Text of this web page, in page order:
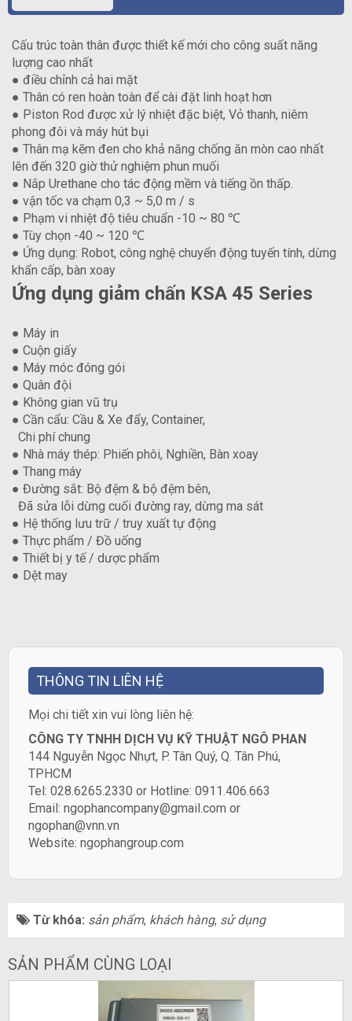
Cấu trúc toàn thân được thiết kế mới cho công suất năng
lượng cao nhất
● điều chỉnh cả hai mặt
● Thân có ren hoàn toàn để cài đặt linh hoạt hơn
● Piston Rod được xử lý nhiệt đặc biệt, Vỏ thanh, niêm
phong đôi và máy hút bụi
● Thân mạ kẽm đen cho khả năng chống ăn mòn cao nhất
lên đến 320 giờ thử nghiệm phun muối
● Nắp Urethane cho tác động mềm và tiếng ồn thấp.
● vận tốc va chạm 0,3 ~ 5,0 m / s
● Phạm vi nhiệt độ tiêu chuẩn -10 ~ 80 ℃
● Tùy chọn -40 ~ 120 ℃
● Ứng dụng: Robot, công nghệ chuyển động tuyến tính, dừng
khẩn cấp, bàn xoay
Ứng dụng giảm chấn KSA 45 Series
● Máy in
● Cuộn giấy
● Máy móc đóng gói
● Quân đội
● Không gian vũ trụ
● Cần cẩu: Cầu & Xe đẩy, Container,
Chi phí chung
● Nhà máy thép: Phiến phôi, Nghiền, Bàn xoay
● Thang máy
● Đường sắt: Bộ đệm & bộ đệm bên,
Đã sửa lỗi dừng cuối đường ray, dừng ma sát
● Hệ thống lưu trữ / truy xuất tự động
● Thực phẩm / Đồ uống
● Thiết bị y tế / dược phẩm
● Dệt may
THÔNG TIN LIÊN HỆ
​Mọi chi tiết xin vui lòng liên hệ:
CÔNG TY TNHH DỊCH VỤ KỸ THUẬT NGÔ PHAN
144 Nguyễn Ngọc Nhựt, P. Tân Quý, Q. Tân Phú,
TPHCM
Tel: 028.6265.2330 or Hotline: 0911.406.663
Email: ngophancompany@gmail.com or
ngophan@vnn.vn
Website: ngophangroup.com
Từ khóa: sản phẩm, khách hàng, sử dụng
SẢN PHẨM CÙNG LOẠI